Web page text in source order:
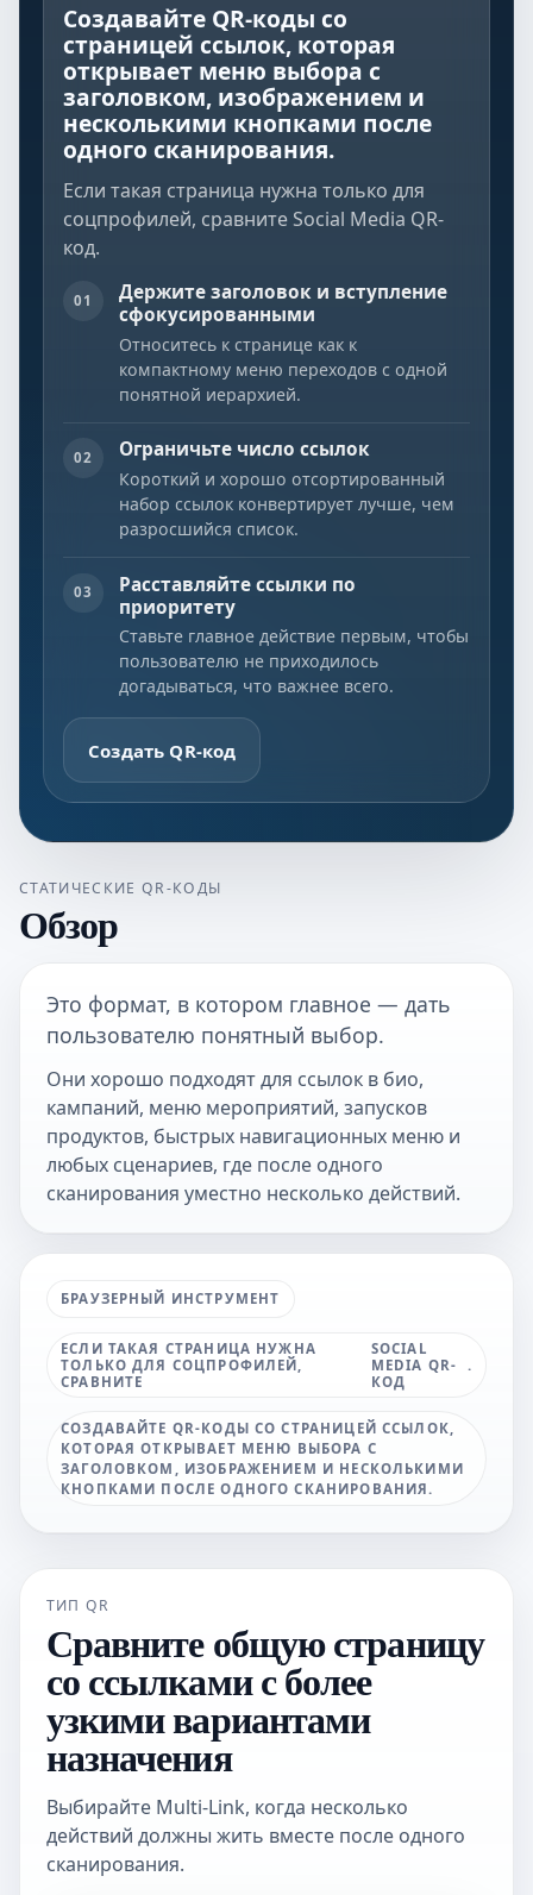
Создавайте QR-коды со
страницей ссылок, которая
открывает меню выбора с
заголовком, изображением и
несколькими кнопками после
одного сканирования.
Если такая страница нужна только для
соцпрофилей, сравнитеSocial Media QR-
код.
01
Держите заголовок и вступление
сфокусированными
Относитесь к странице как к
компактному меню переходов с одной
понятной иерархией.
02 Ограничьте число ссылок
Короткий и хорошо отсортированный
набор ссылок конвертирует лучше, чем
разросшийся список.
03
Расставляйте ссылки по
приоритету
Ставьте главное действие первым, чтобы
пользователю не приходилось
догадываться, что важнее всего.
Создать QR-код
СТАТИЧЕСКИЕ QR-КОДЫ
Обзор
Это формат, в котором главное — дать
пользователю понятный выбор.
Они хорошо подходят для ссылок в био,
кампаний, меню мероприятий, запусков
продуктов, быстрых навигационных меню и
любых сценариев, где после одного
сканирования уместно несколько действий.
БРАУЗЕРНЫЙ ИНСТРУМЕНТ
ЕСЛИ ТАКАЯ СТРАНИЦА НУЖНА
ТОЛЬКО ДЛЯ СОЦПРОФИЛЕЙ,
СРАВНИТЕ
SOCIAL
MEDIA QR-
КОД
.
СОЗДАВАЙТЕ QR-КОДЫ СО СТРАНИЦЕЙ ССЫЛОК,
КОТОРАЯ ОТКРЫВАЕТ МЕНЮ ВЫБОРА С
ЗАГОЛОВКОМ, ИЗОБРАЖЕНИЕМ И НЕСКОЛЬКИМИ
КНОПКАМИ ПОСЛЕ ОДНОГО СКАНИРОВАНИЯ.
ТИП QR
Сравните общую страницу
со ссылками с более
узкими вариантами
назначения
Выбирайте Multi-Link, когда несколько
действий должны жить вместе после одного
сканирования.